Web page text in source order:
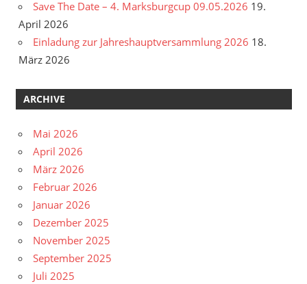
Save The Date – 4. Marksburgcup 09.05.2026 19.
April 2026
Einladung zur Jahreshauptversammlung 2026 18.
März 2026
ARCHIVE
Mai 2026
April 2026
März 2026
Februar 2026
Januar 2026
Dezember 2025
November 2025
September 2025
Juli 2025